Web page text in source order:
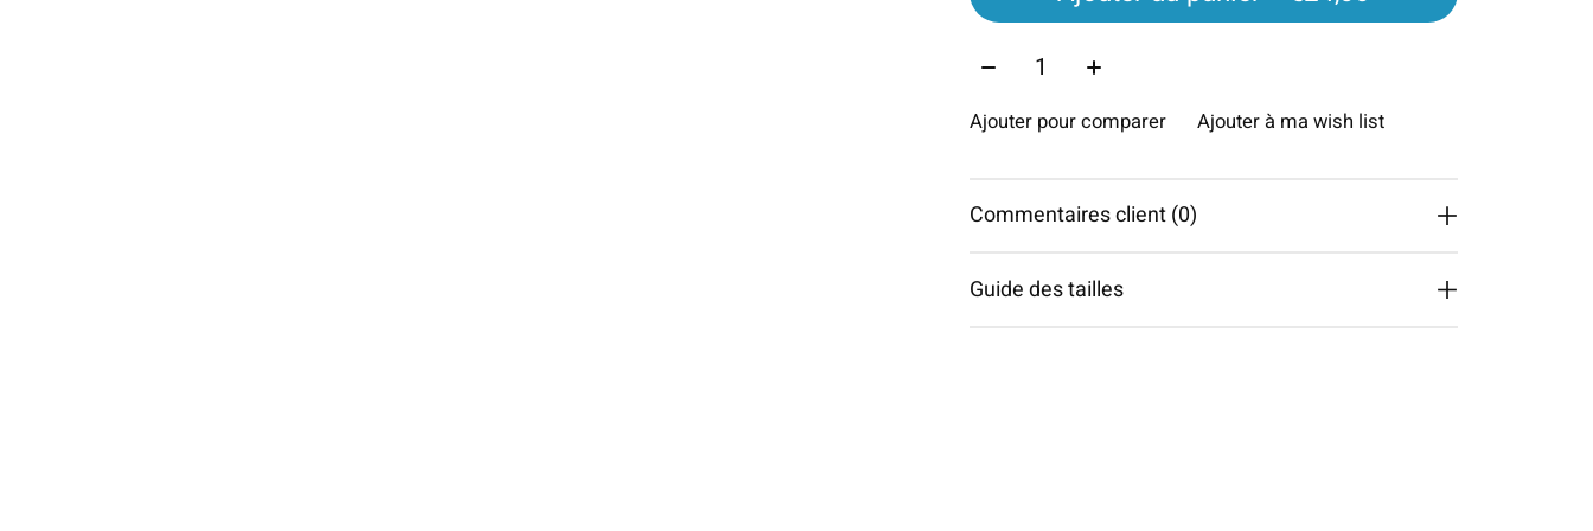
Quantité:
Ajouter pour comparer Ajouter à ma wish list
Commentaires client (0)
Guide des tailles